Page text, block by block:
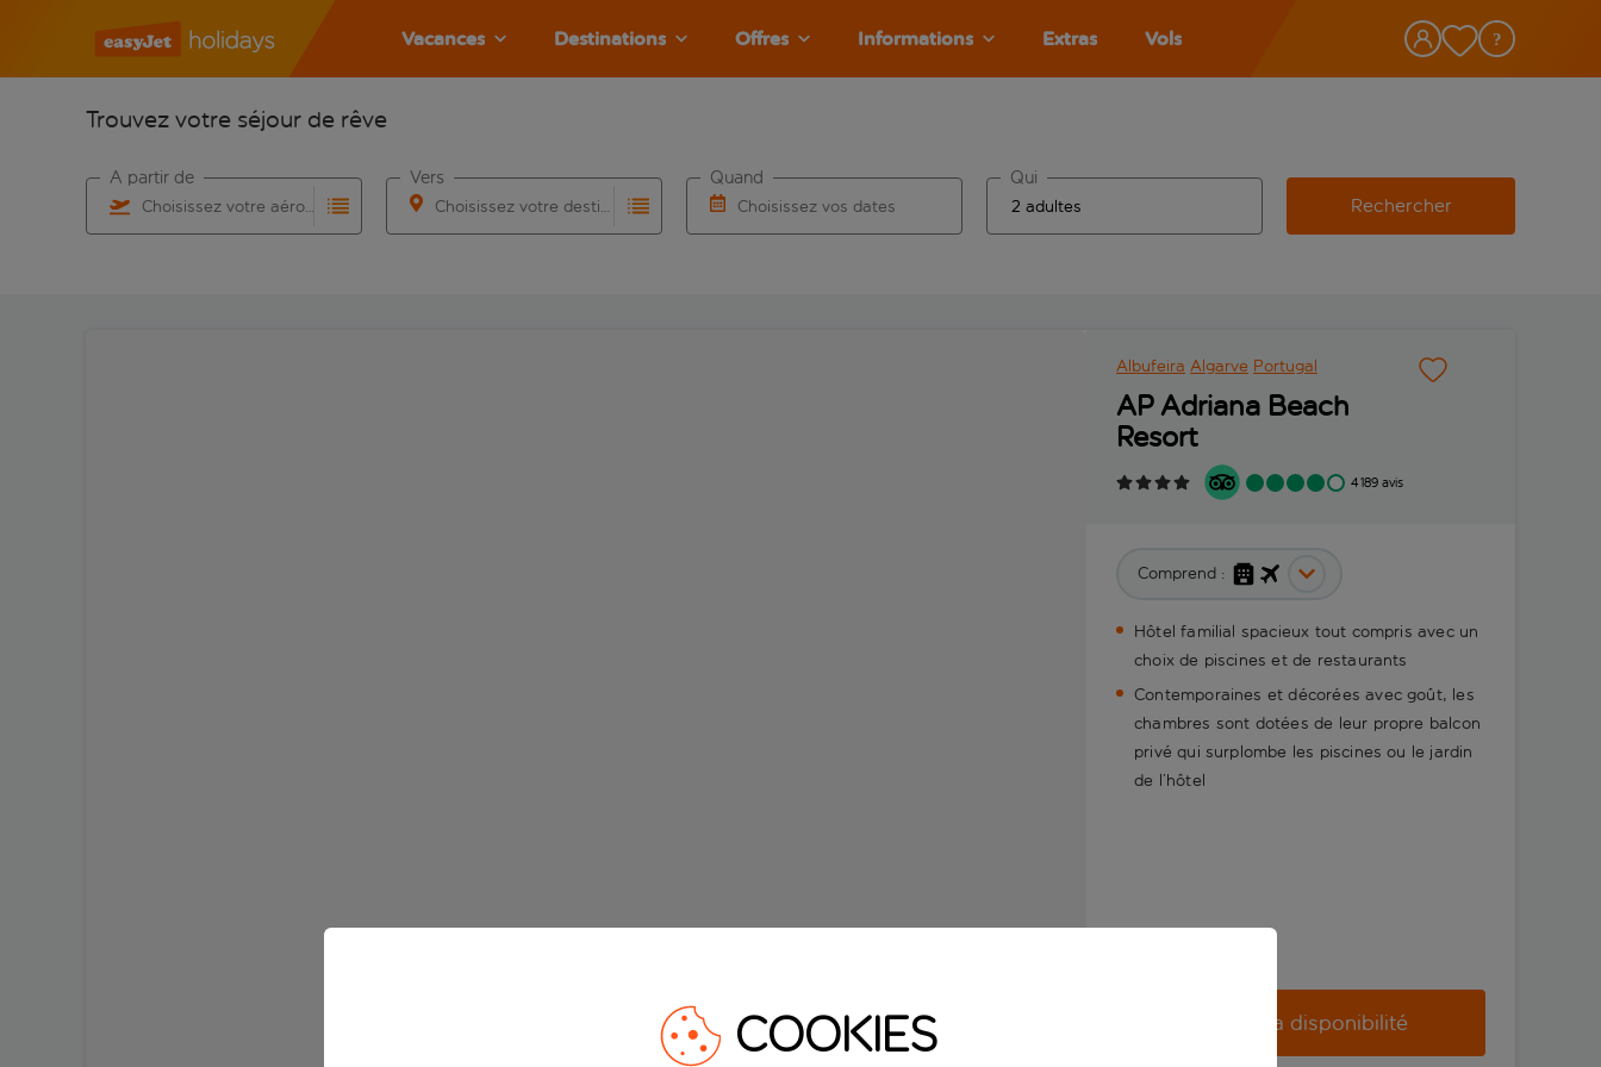
Vacances Destinations Offres Informations Extras Vols
Trouvez votre séjour de rêve
Choisissez votre aéroport
À partir de
Choisissez votre destination
Vers
Choisissez vos dates
Quand Qui
Rechercher
Albufeira Algarve Portugal
AP Adriana Beach
Resort
4 189 avis
Comprend :
Hôtel familial spacieux tout compris avec un
choix de piscines et de restaurants
Contemporaines et décorées avec goût, les
chambres sont dotées de leur propre balcon
privé qui surplombe les piscines ou le jardin
de l’hôtel
Vérifier la disponibilité
COOKIES